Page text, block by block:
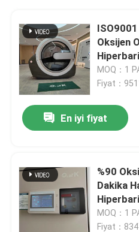
Oksijen
MOQ：1
Fiyat：
En iyi fiyat
%90
Dakika
MOQ：1
Fiyat：